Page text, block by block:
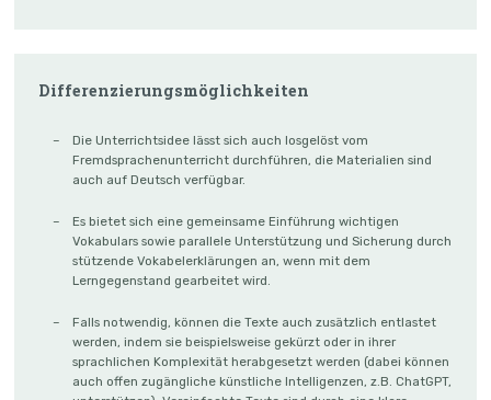
Differenzierungsmöglichkeiten
Die Unterrichtsidee lässt sich auch losgelöst vom
Fremdsprachenunterricht durchführen, die Materialien sind
auch auf Deutsch verfügbar.
Es bietet sich eine gemeinsame Einführung wichtigen
Vokabulars sowie parallele Unterstützung und Sicherung durch
stützende Vokabelerklärungen an, wenn mit dem
Lerngegenstand gearbeitet wird.
Falls notwendig, können die Texte auch zusätzlich entlastet
werden, indem sie beispielsweise gekürzt oder in ihrer
sprachlichen Komplexität herabgesetzt werden (dabei können
auch offen zugängliche künstliche Intelligenzen, z.B. ChatGPT,